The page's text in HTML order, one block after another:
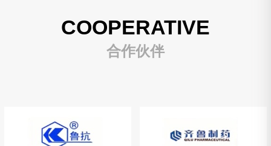
COOPERATIVE
合作伙伴